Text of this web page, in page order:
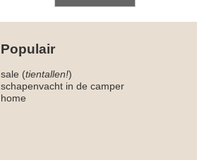
Populair
sale (tientallen!)
schapenvacht in de camper
home